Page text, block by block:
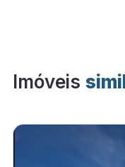
Imóveis